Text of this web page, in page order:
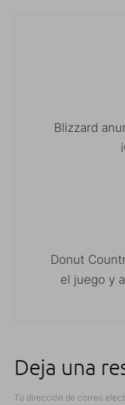
Blizzard
Donut
el juego y
Deja una
Tu dirección de correo